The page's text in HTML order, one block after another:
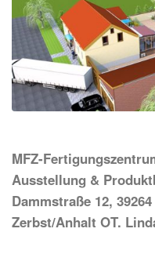
MFZ-
Ausstellung &
Dammstraße 12, 39264
Zerbst/Anhalt OT.